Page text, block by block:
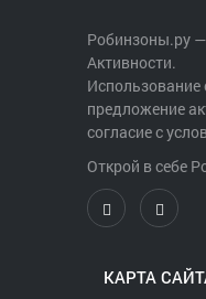
Робинзоны.ру —
Активности.
Использование
предложение
согласие с
Открой в себе
КАРТА